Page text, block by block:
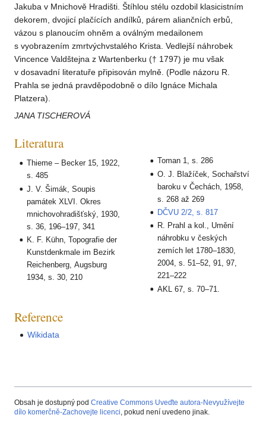
Jakuba v Mnichově Hradišti. Štíhlou stélu ozdobil klasicistním
dekorem, dvojicí plačících andílků, párem aliančních erbů,
vázou s planoucím ohněm a oválným medailonem
s vyobrazením zmrtvýchvstalého Krista. Vedlejší náhrobek
Vincence Valdštejna z Wartenberku († 1797) je mu však
v dosavadní literatuře připisován mylně. (Podle názoru R.
Prahla se jedná pravděpodobně o dílo Ignáce Michala
Platzera).
JANA TISCHEROVÁ
Literatura
Thieme – Becker 15, 1922,
s. 485
J. V. Šimák, Soupis
památek XLVI. Okres
mnichovohradišťský, 1930,
s. 36, 196–197, 341
K. F. Kühn, Topografie der
Kunstdenkmale im Bezirk
Reichenberg, Augsburg
1934, s. 30, 210
Toman 1, s. 286
O. J. Blažíček, Sochařství
baroku v Čechách, 1958,
s. 268 až 269
DČVU 2/2, s. 817
R. Prahl a kol., Umění
náhrobku v českých
zemích let 1780–1830,
2004, s. 51–52, 91, 97,
221–222
AKL 67, s. 70–71.
Reference
Wikidata
Obsah je dostupný pod Creative Commons Uveďte autora-Nevyužívejte
dílo komerčně-Zachovejte licenci , pokud není uvedeno jinak.